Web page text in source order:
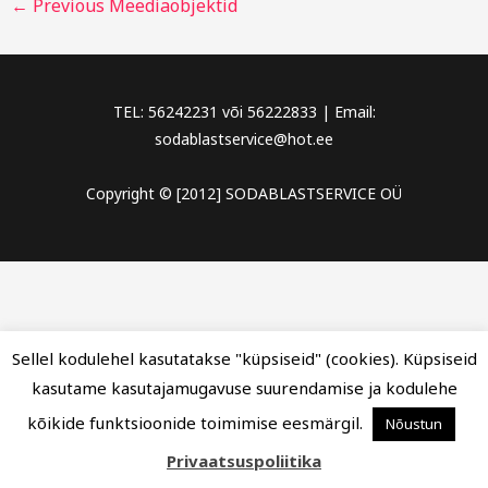
← Previous Meediaobjektid
TEL: 56242231 või 56222833 | Email:
sodablastservice@hot.ee
Copyright © [2012] SODABLASTSERVICE OÜ
Sellel kodulehel kasutatakse "küpsiseid" (cookies). Küpsiseid
kasutame kasutajamugavuse suurendamise ja kodulehe
kõikide funktsioonide toimimise eesmärgil.
Nõustun
Privaatsuspoliitika